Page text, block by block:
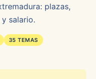
plazas,
salario.
35 TEMAS